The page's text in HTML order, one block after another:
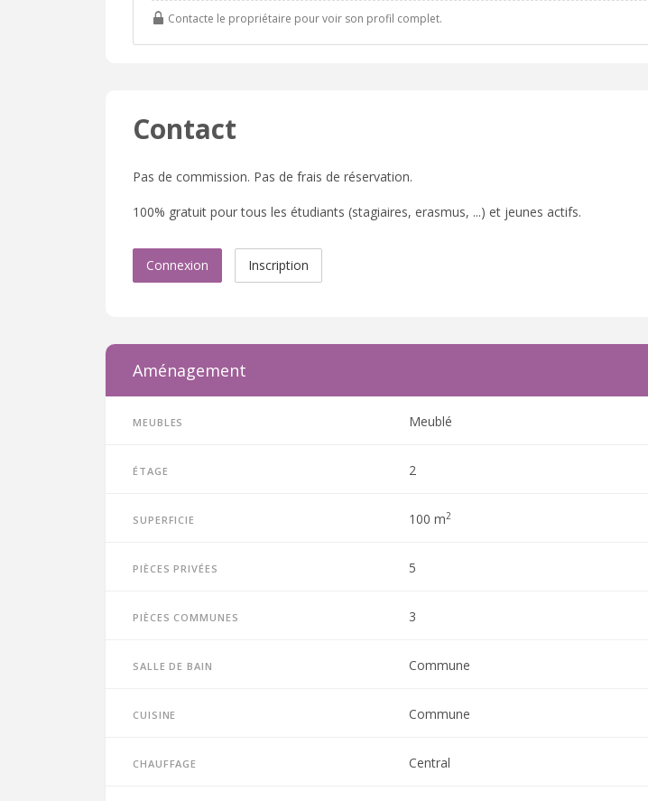
Contacte le propriétaire pour voir son profil complet.
Contact
Pas de commission. Pas de frais de réservation.
100% gratuit pour tous les étudiants (stagiaires, erasmus, ...) et jeunes actifs.
Connexion Inscription
Aménagement
Meubles Meublé
Étage 2
Superficie 100 m2
Pièces privées 5
Pièces communes 3
Salle de bain Commune
Cuisine Commune
Chauffage Central